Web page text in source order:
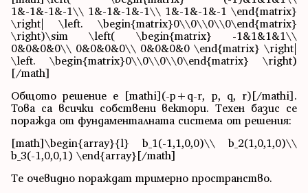
1&-1&-1&-1\\ 1&-1&-1&-1\\ 1&-1&-1&-1 \end{matrix}
\right| \left. \begin{matrix}0\\0\\0\\0\end{matrix}
\right)\sim \left( \begin{matrix} -1&1&1&1\\
0&0&0&0\\ 0&0&0&0\\ 0&0&0&0 \end{matrix} \right|
\left. \begin{matrix}0\\0\\0\\0\end{matrix} \right)
[/math]
Общото решение е [mathi](-p+q-r, p, q, r)[/mathi].
Това са всички собствени вектори. Техен базис се
поражда от фундаменталната система от решения:
[math]\begin{array}{l} b_1(-1,1,0,0)\\ b_2(1,0,1,0)\\
b_3(-1,0,0,1) \end{array}[/math]
Те очевидно пораждат тримерно пространство.